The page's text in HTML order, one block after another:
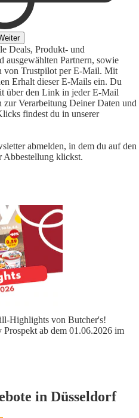
Deals, Produkt- und
ausgewählten Partnern, sowie
von Trustpilot per E-Mail. Mit
Erhalt dieser E-Mails ein. Du
über den Link in jeder E-Mail
Verarbeitung Deiner Daten und
findest du in unserer
abmelden, in dem du auf den
Abbestellung klickst.
Highlights von Butcher's!
Prospekt ab dem 01.06.2026 im
in Düsseldorf